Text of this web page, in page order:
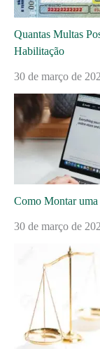
Quantas Multas
Habilitação
30 de março de
Como Montar uma
30 de março de